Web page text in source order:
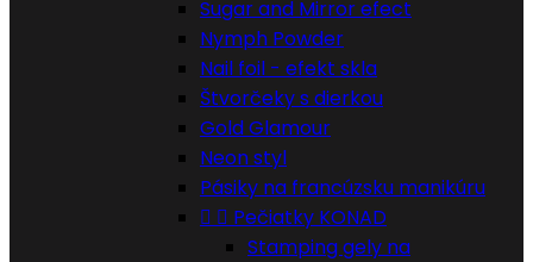
Sugar and Mirror efect
Nymph Powder
Nail foil - efekt skla
Štvorčeky s dierkou
Gold Glamour
Neon styl
Pásiky na francúzsku manikúru
  Pečiatky KONAD
Stamping gely na